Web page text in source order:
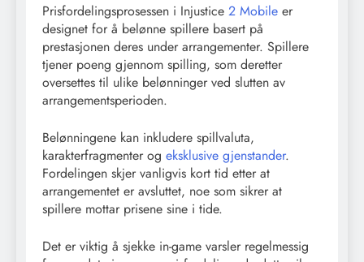
Prisfordelingsprosessen i Injustice 2 Mobile er
designet for å belønne spillere basert på
prestasjonen deres under arrangementer. Spillere
tjener poeng gjennom spilling, som deretter
oversettes til ulike belønninger ved slutten av
arrangementsperioden.
Belønningene kan inkludere spillvaluta,
karakterfragmenter og eksklusive gjenstander.
Fordelingen skjer vanligvis kort tid etter at
arrangementet er avsluttet, noe som sikrer at
spillere mottar prisene sine i tide.
Det er viktig å sjekke in-game varsler regelmessig